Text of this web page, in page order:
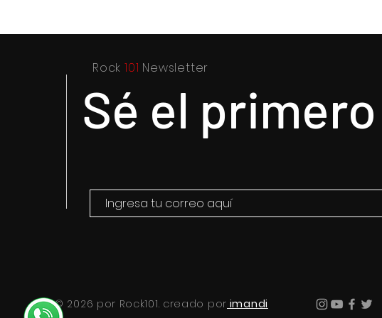
Rock 101 Newsletter
Sé el primero
© 2026 por Rock101. creado por imandi